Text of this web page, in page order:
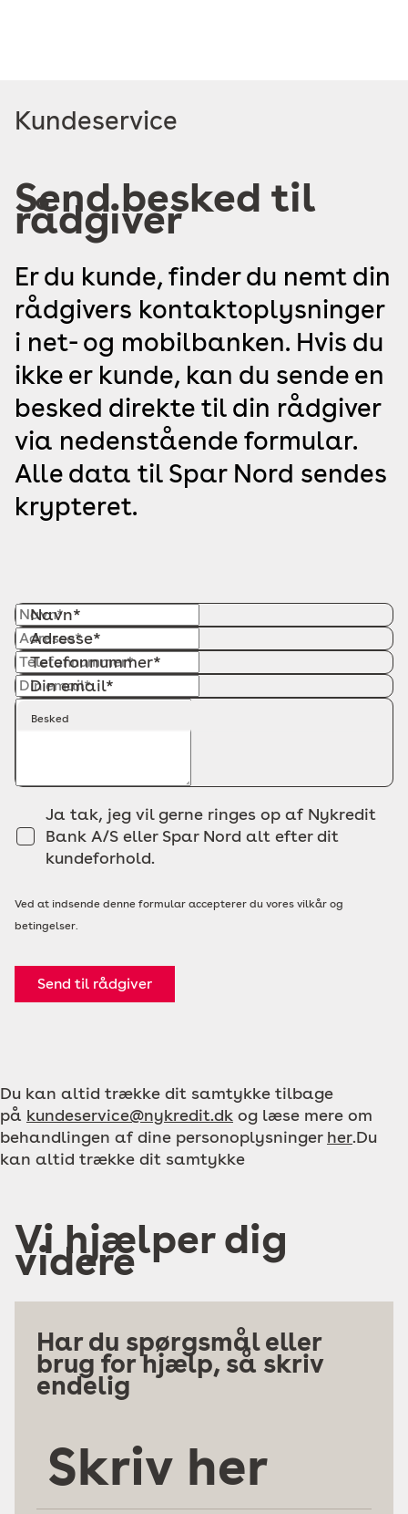
Read
Kundeservice
Send besked til
rådgiver
Er du kunde, finder du nemt din
rådgivers kontaktoplysninger
i net- og mobilbanken. Hvis du
ikke er kunde, kan du sende en
besked direkte til din rådgiver
via nedenstående formular.
Alle data til Spar Nord sendes
krypteret.
Navn*
Adresse*
Telefonnummer*
Din email*
Besked
Ja tak, jeg vil gerne ringes op af Nykredit
Bank A/S eller Spar Nord alt efter dit
kundeforhold.
Ved at indsende denne formular accepterer du vores vilkår og
betingelser.
Send til rådgiver
Du kan altid trække dit samtykke tilbage
på kundeservice@nykredit.dk og læse mere om
behandlingen af dine personoplysninger her.Du
kan altid trække dit samtykke
Vi hjælper dig
videre
Har du spørgsmål eller
brug for hjælp, så skriv
endelig
her